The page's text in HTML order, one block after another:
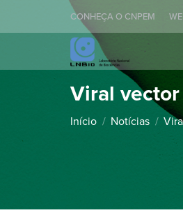
CONHEÇA O CNPEM
Viral
Você está aqui:
Início
Notícias